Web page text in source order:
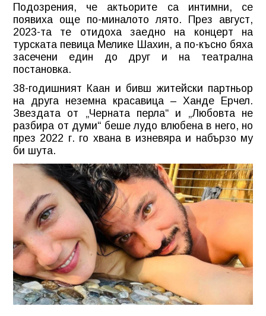
Подозрения, че актьорите са интимни, се
появиха още по-миналото лято. През август,
2023-та те отидоха заедно на концерт на
турската певица Мелике Шахин, а по-късно бяха
засечени един до друг и на театрална
постановка.
38-годишният Каан и бивш житейски партньор
на друга неземна красавица – Ханде Ерчел.
Звездата от „Черната перла“ и „Любовта не
разбира от думи“ беше лудо влюбена в него, но
през 2022 г. го хвана в изневяра и набързо му
би шута.